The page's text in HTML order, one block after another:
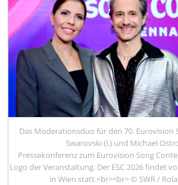
Das Moderationsduo für den 70. Eurovision
Swarovski (l.) und Michael
Pressekonferenz zum Eurovision Song
Logo der Veranstaltung. Der ESC 2026 findet
in Wien statt.<br><br> © SWR /